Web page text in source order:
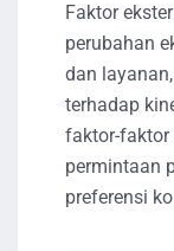
Faktor
perubahan
dan
terhadap
faktor-faktor
permintaan
preferensi